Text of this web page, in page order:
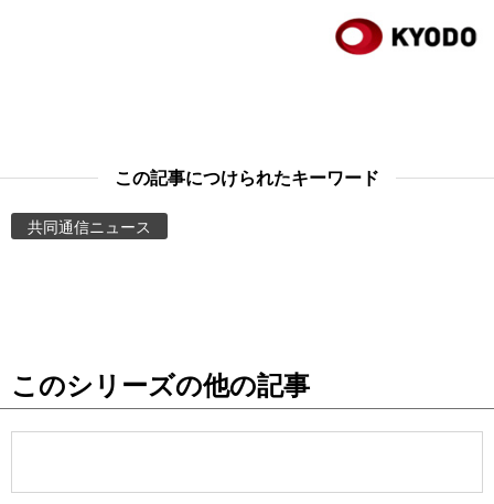
お知らせ
この記事につけられたキーワード
共同通信ニュース
このシリーズの他の記事